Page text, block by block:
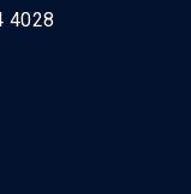
4028